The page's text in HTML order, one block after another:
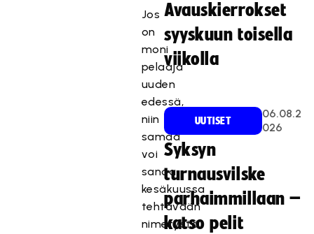
Jos
on
moni
pelaaja
uuden
edessä,
niin
samaa
voi
sanoa
kesäkuussa
tehtävään
nimetystä
Avauskierrokset
syyskuun toisella
viikolla
UUTISET
06.08.2
026
Syksyn
turnausvilske
parhaimmillaan –
katso pelit